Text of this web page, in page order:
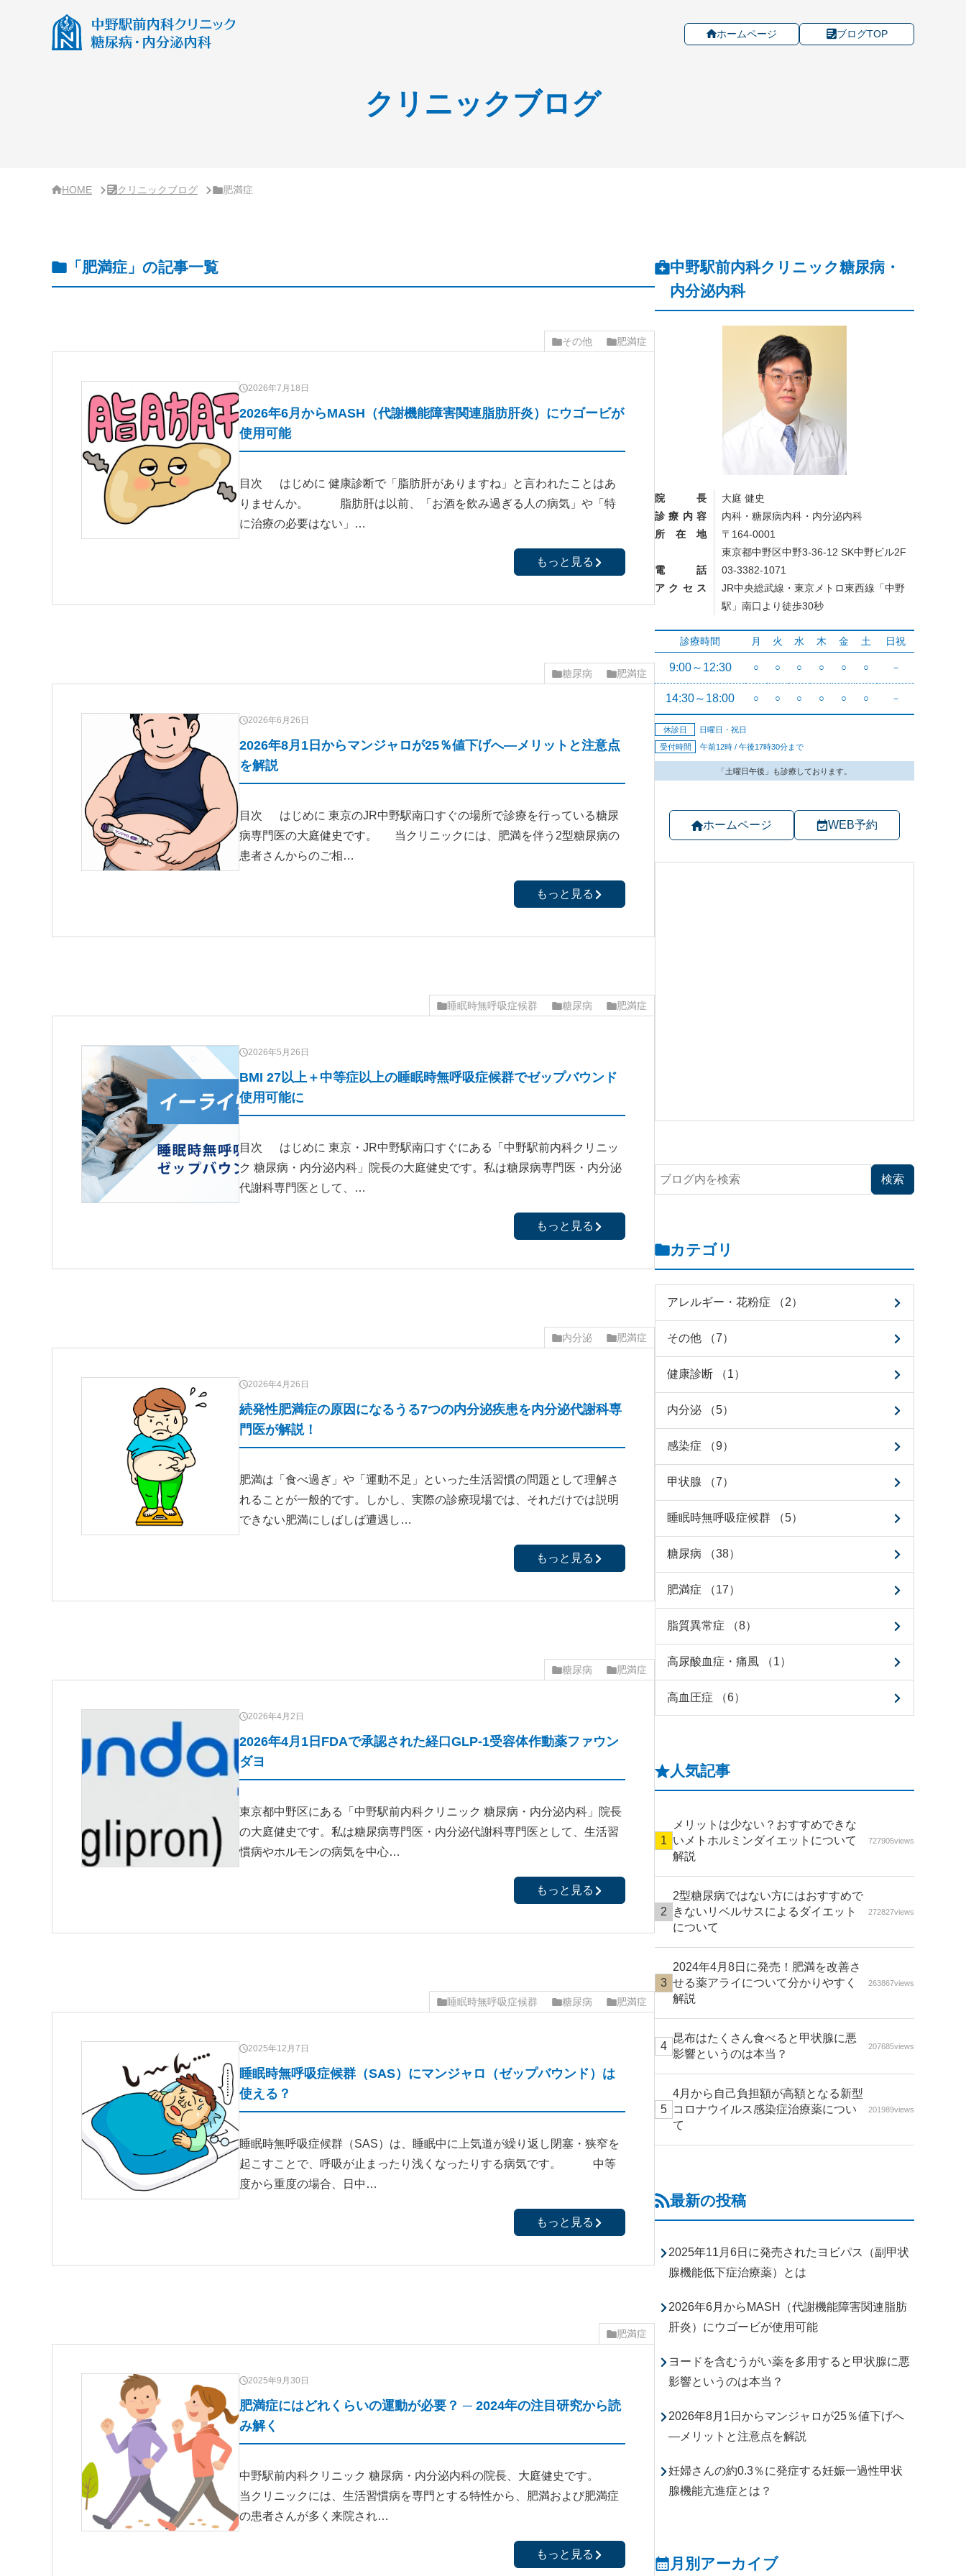
ホームページ ブログTOP
クリニックブログ
HOME クリニックブログ 肥満症
「肥満症」の記事一覧
その他 肥満症
2026年7月18日
2026年6月からMASH（代謝機能障害関連脂肪肝炎）にウゴービが
使用可能
目次 はじめに 健康診断で「脂肪肝がありますね」と言われたことはあ
りませんか。 脂肪肝は以前、「お酒を飲み過ぎる人の病気」や「特
に治療の必要はない」…
もっと見る
糖尿病 肥満症
2026年6月26日
2026年8月1日からマンジャロが25％値下げへ―メリットと注意点
を解説
目次 はじめに 東京のJR中野駅南口すぐの場所で診療を行っている糖尿
病専門医の大庭健史です。 当クリニックには、肥満を伴う2型糖尿病の
患者さんからのご相…
もっと見る
睡眠時無呼吸症候群 糖尿病 肥満症
2026年5月26日
BMI 27以上＋中等症以上の睡眠時無呼吸症候群でゼップバウンド
使用可能に
目次 はじめに 東京・JR中野駅南口すぐにある「中野駅前内科クリニッ
ク 糖尿病・内分泌内科」院長の大庭健史です。私は糖尿病専門医・内分泌
代謝科専門医として、…
もっと見る
内分泌 肥満症
2026年4月26日
続発性肥満症の原因になるうる7つの内分泌疾患を内分泌代謝科専
門医が解説！
肥満は「食べ過ぎ」や「運動不足」といった生活習慣の問題として理解さ
れることが一般的です。しかし、実際の診療現場では、それだけでは説明
できない肥満にしばしば遭遇し…
もっと見る
糖尿病 肥満症
2026年4月2日
2026年4月1日FDAで承認された経口GLP-1受容体作動薬ファウン
ダヨ
東京都中野区にある「中野駅前内科クリニック 糖尿病・内分泌内科」院長
の大庭健史です。私は糖尿病専門医・内分泌代謝科専門医として、生活習
慣病やホルモンの病気を中心…
もっと見る
睡眠時無呼吸症候群 糖尿病 肥満症
2025年12月7日
睡眠時無呼吸症候群（SAS）にマンジャロ（ゼップバウンド）は
使える？
睡眠時無呼吸症候群（SAS）は、睡眠中に上気道が繰り返し閉塞・狭窄を
起こすことで、呼吸が止まったり浅くなったりする病気です。 中等
度から重度の場合、日中…
もっと見る
肥満症
2025年9月30日
肥満症にはどれくらいの運動が必要？ ─ 2024年の注目研究から読
み解く
中野駅前内科クリニック 糖尿病・内分泌内科の院長、大庭健史です。
当クリニックには、生活習慣病を専門とする特性から、肥満および肥満症
の患者さんが多く来院され…
もっと見る
中野駅前内科クリニック糖尿病・
内分泌内科
院長
大庭 健史
診療内容
内科・糖尿病内科・内分泌内科
所在地
〒164-0001
東京都中野区中野3-36-12 SK中野ビル2F
電話
03-3382-1071
アクセス
JR中央総武線・東京メトロ東西線「中野
駅」南口より徒歩30秒
ホームページ WEB予約
カテゴリ
アレルギー・花粉症 （2）
その他 （7）
健康診断 （1）
内分泌 （5）
感染症 （9）
甲状腺 （7）
睡眠時無呼吸症候群 （5）
糖尿病 （38）
肥満症 （17）
脂質異常症 （8）
高尿酸血症・痛風 （1）
高血圧症 （6）
人気記事
メリットは少ない？おすすめできな
いメトホルミンダイエットについて
解説
727905views
2型糖尿病ではない方にはおすすめで
きないリベルサスによるダイエット
について
272827views
2024年4月8日に発売！肥満を改善さ
せる薬アライについて分かりやすく
解説
263867views
昆布はたくさん食べると甲状腺に悪
影響というのは本当？
207685views
4月から自己負担額が高額となる新型
コロナウイルス感染症治療薬につい
て
201989views
最新の投稿
2025年11月6日に発売されたヨビパス（副甲状
腺機能低下症治療薬）とは
2026年6月からMASH（代謝機能障害関連脂肪
肝炎）にウゴービが使用可能
ヨードを含むうがい薬を多用すると甲状腺に悪
影響というのは本当？
2026年8月1日からマンジャロが25％値下げへ
―メリットと注意点を解説
妊婦さんの約0.3％に発症する妊娠一過性甲状
腺機能亢進症とは？
月別アーカイブ